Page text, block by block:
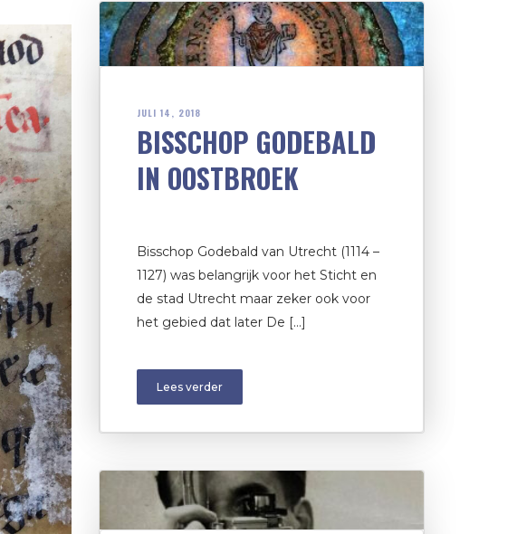
JULI 14, 2018
BISSCHOP GODEBALD
IN OOSTBROEK
Bisschop Godebald van Utrecht (1114 –
1127) was belangrijk voor het Sticht en
de stad Utrecht maar zeker ook voor
het gebied dat later De […]
Lees verder